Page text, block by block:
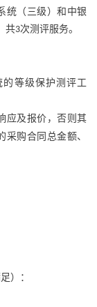
统（三级）和中银
共3次测评服务。
等级保护测评工
应及报价，否则其
购合同总金额、
）：